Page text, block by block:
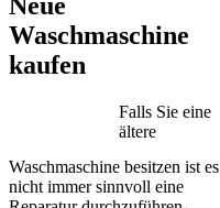
Neue
Waschmaschine
kaufen
Falls Sie eine
ältere
Waschmaschine besitzen ist es
nicht immer sinnvoll eine